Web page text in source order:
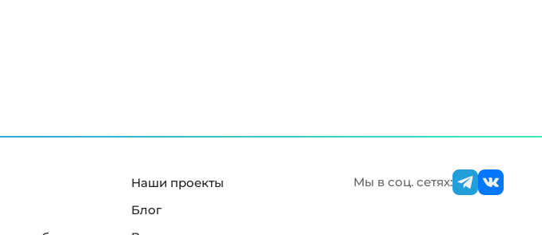
Наши проекты
Блог
Мы в соц. сетях: